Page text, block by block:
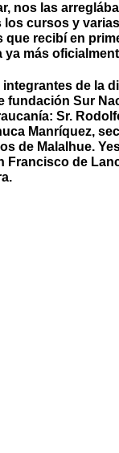
nos las
cursos y
recibí en
más
de la
Sur
Sr.
Manríquez,
de Malalhue.
Francisco de